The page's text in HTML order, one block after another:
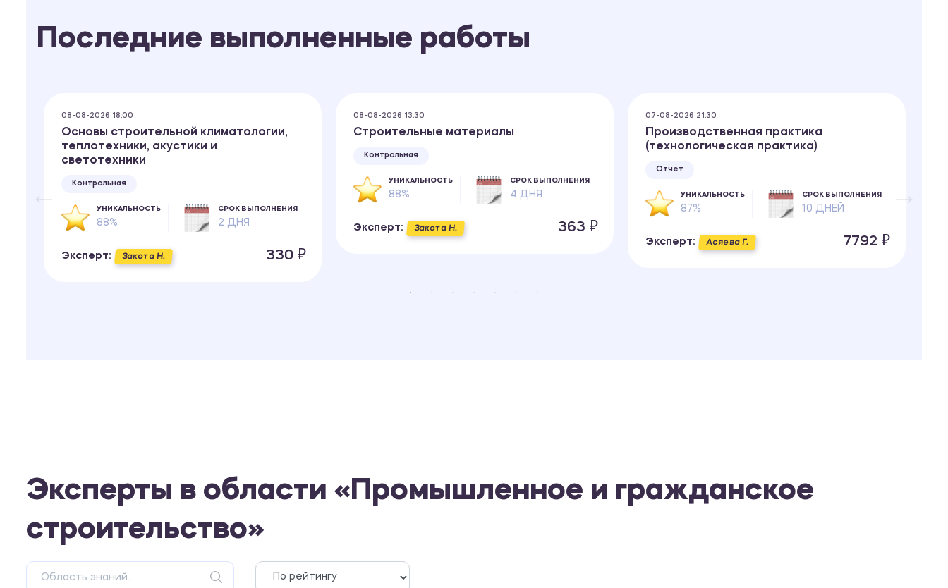
Последние выполненные работы
08-08-2026 18:00
Основы строительной климатологии,
теплотехники, акустики и
светотехники
Контрольная
УНИКАЛЬНОСТЬ
88%
СРОК ВЫПОЛНЕНИЯ
2 ДНЯ
Эксперт: Закота Н. 330 ₽
08-08-2026 13:30
Строительные материалы
Контрольная
УНИКАЛЬНОСТЬ
88%
СРОК ВЫПОЛНЕНИЯ
4 ДНЯ
Эксперт: Закота Н. 363 ₽
07-08-2026 21:30
Производственная практика
(технологическая практика)
Отчет
УНИКАЛЬНОСТЬ
87%
СРОК ВЫПОЛНЕНИЯ
10 ДНЕЙ
Эксперт: Асяева Г. 7792 ₽
Эксперты в области «Промышленное и гражданское
строительство»